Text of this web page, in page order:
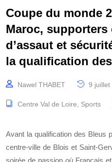
Coupe du monde
Maroc,
d’assaut et
la qualification
Nawel THABET 9 juillet
Centre Val de Loire Sports
Avant la qualification des Bleus
centre-ville de Blois et Saint-
soirée de passion où Français